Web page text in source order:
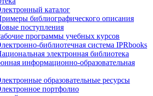
каталог
библиографического описания
поступления
программы учебных курсов
библиотечная система IPRbooks
электронная библиотека
информационно-образовательная
образовательные ресурсы
портфолио